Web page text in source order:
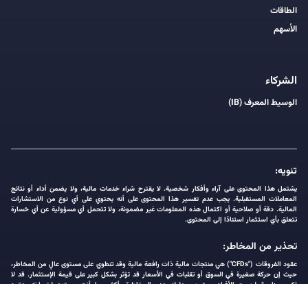
الطاقات
الأسهم
الشركاء
الوسيط المعرف (IB)
تنويه:
يشتمل هذا المحتوى على آراء وأفكار شخصية. لا يقترح شراء خدمات مالية، ولا يضمن أداء أو نتائج
المعاملات المستقبلية. يجب عدم تفسير هذا المحتوى على أنه يحتوي على أي نوع من الاستشارات
المالية. دقة أو صلاحية أو اكتمال هذه المعلومات غير مضمونة، ولا تتحمل أي مسؤولية عن أي خسارة
تتعلق بأي استثمار استنادًا إلى المحتوى.
تحذير من المخاطر:
عقود الفروقات ("CFDs") هي منتجات مالية ذات رافعة مالية وقد تنطوي على مستوى عالٍ من المخاطر،
حيث إن حركة صغيرة في السوق أو تقلبات في الأسعار قد تؤثر بشكل كبير على قيمة الإستثمار. قد لا